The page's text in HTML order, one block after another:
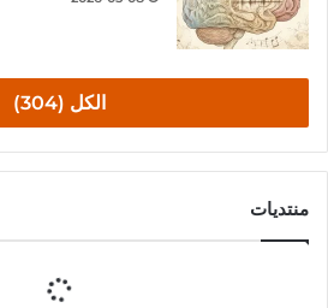
الكل (304)
منتديات